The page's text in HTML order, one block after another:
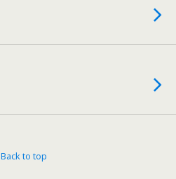
Back to top